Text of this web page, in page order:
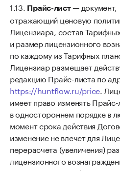
Прайс-лист— документ,
отражающий ценовую
Лицензиара, состав
и размер лицензионного
по каждому из Тарифных
Лицензиар размещает
редакцию Прайс-листа по
https://huntflow.ru/price.
имеет право изменять
в одностороннем порядке в
момент срока действия
изменение не влечет для
перерасчета (увеличения)
лицензионного